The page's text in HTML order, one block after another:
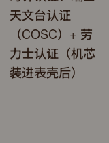
天文台认证
（COSC）+ 劳
力士认证（机芯
装进表壳后）